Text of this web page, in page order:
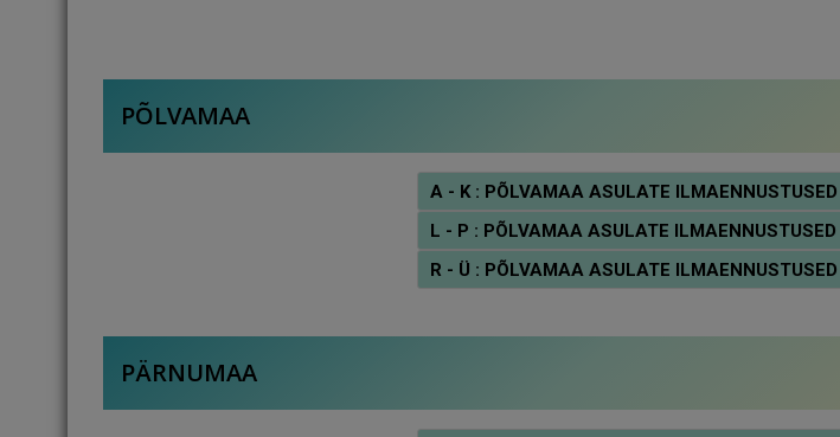
PÕLVAMAA
A - K : PÕLVAMAA ASULATE ILMAENNUSTUSED
L - P : PÕLVAMAA ASULATE ILMAENNUSTUSED
R - Ü : PÕLVAMAA ASULATE ILMAENNUSTUSED
PÄRNUMAA